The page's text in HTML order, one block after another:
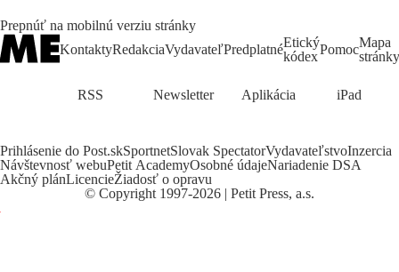
Prepnúť na mobilnú verziu stránky
KontaktyRedakciaVydavateľPredplatnéEtický
kódexPomocMapa
stránky
RSS Newsletter Aplikácia iPad
Prihlásenie do Post.skSportnetSlovak SpectatorVydavateľstvoInzercia
Návštevnosť webuPetit AcademyOsobné údajeNariadenie DSA
Akčný plánLicencieŽiadosť o opravu
© Copyright 1997-2026 | Petit Press, a.s.